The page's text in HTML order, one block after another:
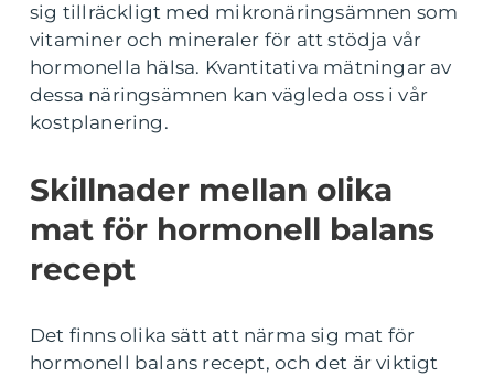
sig tillräckligt med mikronäringsämnen som
vitaminer och mineraler för att stödja vår
hormonella hälsa. Kvantitativa mätningar av
dessa näringsämnen kan vägleda oss i vår
kostplanering.
Skillnader mellan olika
mat för hormonell balans
recept
Det finns olika sätt att närma sig mat för
hormonell balans recept, och det är viktigt